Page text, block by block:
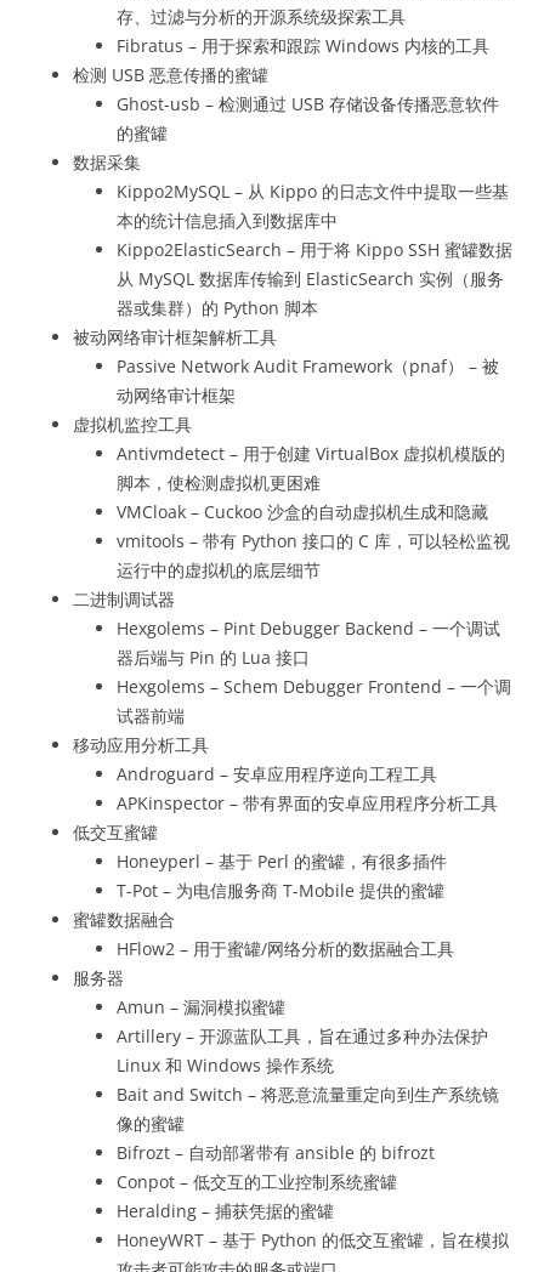
存、过滤与分析的开源系统级探索工具
Fibratus – 用于探索和跟踪 Windows 内核的工具
检测 USB 恶意传播的蜜罐
Ghost-usb – 检测通过 USB 存储设备传播恶意软件
的蜜罐
数据采集
Kippo2MySQL – 从 Kippo 的日志文件中提取一些基
本的统计信息插入到数据库中
Kippo2ElasticSearch – 用于将 Kippo SSH 蜜罐数据
从 MySQL 数据库传输到 ElasticSearch 实例（服务
器或集群）的 Python 脚本
被动网络审计框架解析工具
Passive Network Audit Framework（pnaf） – 被
动网络审计框架
虚拟机监控工具
Antivmdetect – 用于创建 VirtualBox 虚拟机模版的
脚本，使检测虚拟机更困难
VMCloak – Cuckoo 沙盒的自动虚拟机生成和隐藏
vmitools – 带有 Python 接口的 C 库，可以轻松监视
运行中的虚拟机的底层细节
二进制调试器
Hexgolems – Pint Debugger Backend – 一个调试
器后端与 Pin 的 Lua 接口
Hexgolems – Schem Debugger Frontend – 一个调
试器前端
移动应用分析工具
Androguard – 安卓应用程序逆向工程工具
APKinspector – 带有界面的安卓应用程序分析工具
低交互蜜罐
Honeyperl – 基于 Perl 的蜜罐，有很多插件
T-Pot – 为电信服务商 T-Mobile 提供的蜜罐
蜜罐数据融合
HFlow2 – 用于蜜罐/网络分析的数据融合工具
服务器
Amun – 漏洞模拟蜜罐
Artillery – 开源蓝队工具，旨在通过多种办法保护
Linux 和 Windows 操作系统
Bait and Switch – 将恶意流量重定向到生产系统镜
像的蜜罐
Bifrozt – 自动部署带有 ansible 的 bifrozt
Conpot – 低交互的工业控制系统蜜罐
Heralding – 捕获凭据的蜜罐
HoneyWRT – 基于 Python 的低交互蜜罐，旨在模拟